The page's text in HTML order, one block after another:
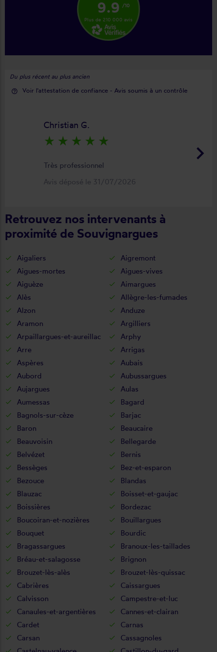
9.9 /10
Plus de 210 000 avis
Du plus récent au plus ancien
help_outline Voir l'attestation de confiance - Avis soumis à un contrôle
keyboard_arrow_right
Christian G.
star_rate star_rate star_rate star_rate star_rate
Très professionnel
Avis déposé le 31/07/2026
Retrouvez nos intervenants à
proximité de Souvignargues
Aigaliers
Aigremont
Aigues-mortes
Aigues-vives
Aiguèze
Aimargues
Alès
Allègre-les-fumades
Alzon
Anduze
Aramon
Argilliers
Arpaillargues-et-aureillac
Arphy
Arre
Arrigas
Aspères
Aubais
Aubord
Aubussargues
Aujargues
Aulas
Aumessas
Bagard
Bagnols-sur-cèze
Barjac
Baron
Beaucaire
Beauvoisin
Bellegarde
Belvézet
Bernis
Bessèges
Bez-et-esparon
Bezouce
Blandas
Blauzac
Boisset-et-gaujac
Boissières
Bordezac
Boucoiran-et-nozières
Bouillargues
Bouquet
Bourdic
Bragassargues
Branoux-les-taillades
Bréau-et-salagosse
Brignon
Brouzet-lès-alès
Brouzet-lès-quissac
Cabrières
Caissargues
Calvisson
Campestre-et-luc
Canaules-et-argentières
Cannes-et-clairan
Cardet
Carnas
Carsan
Cassagnoles